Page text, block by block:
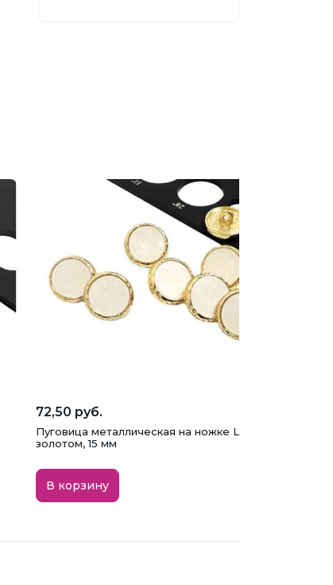
72,50 руб.
Пуговица металлическая на ножке L-1235, бежевая с
золотом, 15 мм
В корзину